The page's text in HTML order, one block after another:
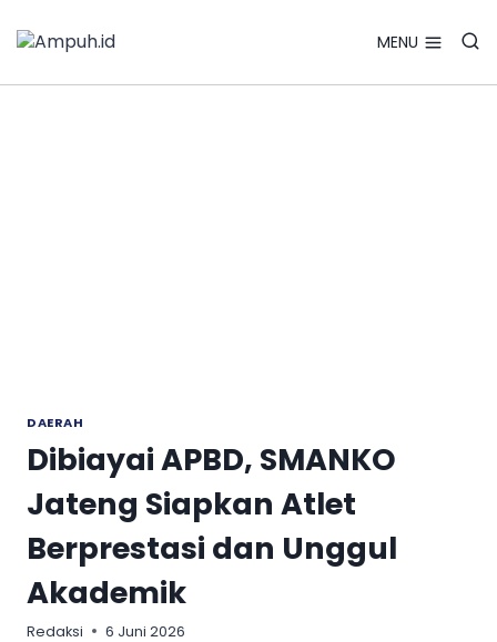
to
content
MENU
DAERAH
Dibiayai APBD, SMANKO
Jateng Siapkan Atlet
Berprestasi dan Unggul
Akademik
Redaksi 6 Juni 2026